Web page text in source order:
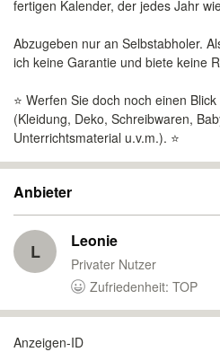
fertigen Kalender, der jedes Jahr
Abzugeben nur an Selbstabholer.
ich keine Garantie und biete keine
⭐️ Werfen Sie doch noch einen
(Kleidung, Deko, Schreibwaren,
Unterrichtsmaterial u.v.m.). ⭐️
Anbieter
L Leonie
Privater Nutzer
Zufriedenheit: TOP
Anzeigen-ID